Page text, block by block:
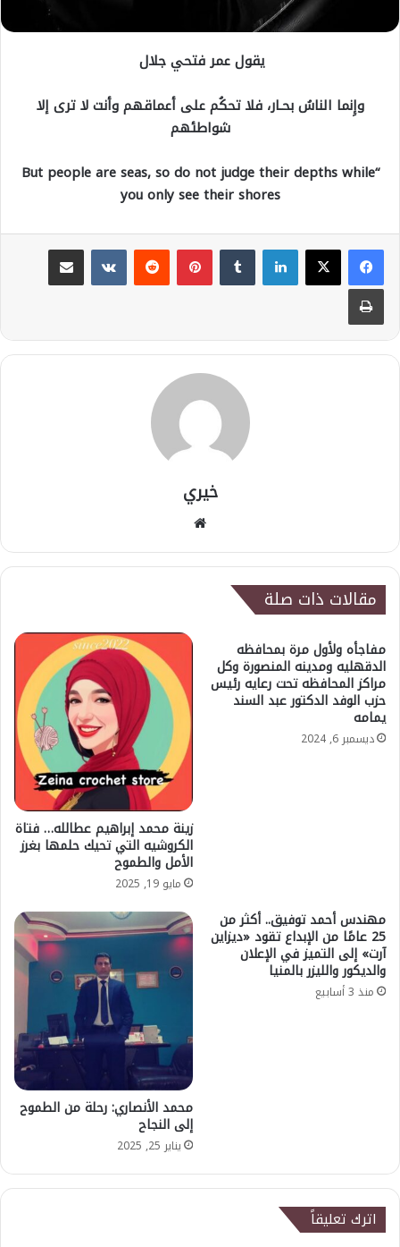
يقول عمر فتحي جلال
وإِنما الناسُ بحـار، فلا تحكُم على أعماقهم وأنت لا ترى إلا
شواطئهم
“But people are seas, so do not judge their depths while
you only see their shores
لينكدإن بينتيريست
مشاركة عبر البريد
طباعة
خيري
مقالات ذات صلة
مفاجأه ولأول مرة بمحافظه
الدقهليه ومدينه المنصورة وكل
مراكز المحافظه تحت رعايه رئيس
حزب الوفد الدكتور عبد السند
يمامه
ديسمبر 6, 2024
زينة محمد إبراهيم عطالله… فتاة
الكروشيه التي تحيك حلمها بغرز
الأمل والطموح
مايو 19, 2025
مهندس أحمد توفيق.. أكثر من
25 عامًا من الإبداع تقود «ديزاين
آرت» إلى التميز في الإعلان
والديكور والليزر بالمنيا
منذ 3 أسابيع
محمد الأنصاري: رحلة من الطموح
إلى النجاح
يناير 25, 2025
اترك تعليقاً